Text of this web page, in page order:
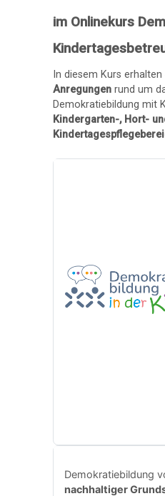
im Onlinekurs
In diesem Kurs erhalten
Anregungen rund um
Demokratiebildung mit
Kindergarten-, Hort-
Demokratiebildung
nachhaltiger